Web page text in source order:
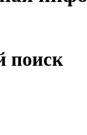
поиск